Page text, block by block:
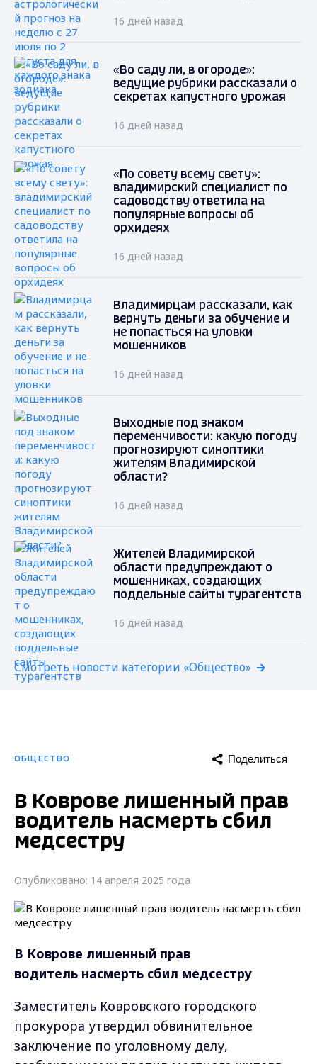
16 дней назад
«Во саду ли, в огороде»:
ведущие рубрики рассказали о
секретах капустного урожая
16 дней назад
«По совету всему свету»:
владимирский специалист по
садоводству ответила на
популярные вопросы об
орхидеях
16 дней назад
Владимирцам рассказали, как
вернуть деньги за обучение и
не попасться на уловки
мошенников
16 дней назад
Выходные под знаком
переменчивости: какую погоду
прогнозируют синоптики
жителям Владимирской
области?
16 дней назад
Жителей Владимирской
области предупреждают о
мошенниках, создающих
поддельные сайты турагентств
16 дней назад
Смотреть новости категории «Общество»
ОБЩЕСТВО Поделиться
В Коврове лишенный прав
водитель насмерть сбил
медсестру
Опубликовано: 14 апреля 2025 года
В Коврове лишенный прав
водитель насмерть сбил медсестру
Заместитель Ковровского городского
прокурора утвердил обвинительное
заключение по уголовному делу,